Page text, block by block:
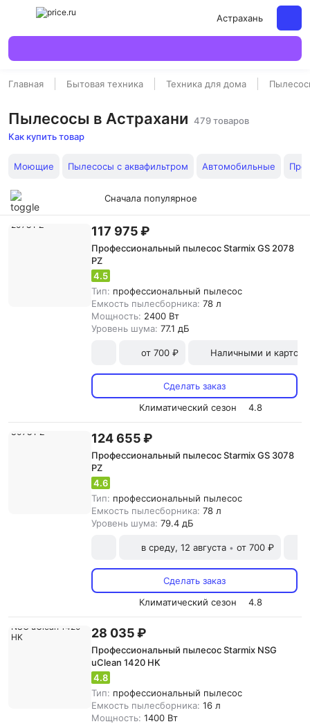
Астрахань
Главная Бытовая техника Техника для дома
Пылесосы в Астрахани 479 товаров
Как купить товар
Моющие Пылесосы с аквафильтром Автомобильные
Сначала популярное
117 975 ₽
Профессиональный пылесос Starmix GS 2078
PZ
4.5
Тип: профессиональный пылесос
Емкость пылесборника: 78 л
Мощность: 2400 Вт
Уровень шума: 77.1 дБ
от 700 ₽ Наличными и картой
Сделать заказ
Климатический сезон
4.8
124 655 ₽
Профессиональный пылесос Starmix GS 3078
PZ
4.6
Тип: профессиональный пылесос
Емкость пылесборника: 78 л
Уровень шума: 79.4 дБ
в среду, 12 августа • от 700 ₽
Сделать заказ
Климатический сезон
4.8
28 035 ₽
Профессиональный пылесос Starmix NSG
uClean 1420 HK
4.8
Тип: профессиональный пылесос
Емкость пылесборника: 16 л
Мощность: 1400 Вт